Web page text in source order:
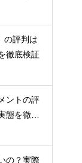
の評判は
徹底検証
ントの評
態を徹底
の？実際